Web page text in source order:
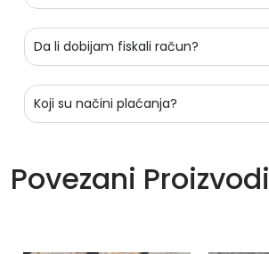
Da li dobijam fiskali račun?
Koji su načini plaćanja?
Povezani Proizvodi